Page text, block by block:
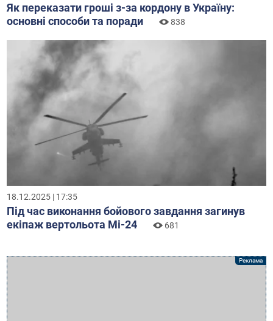
Як переказати гроші з-за кордону в Україну:
основні способи та поради
838
18.12.2025 | 17:35
Під час виконання бойового завдання загинув
екіпаж вертольота Мі-24
681